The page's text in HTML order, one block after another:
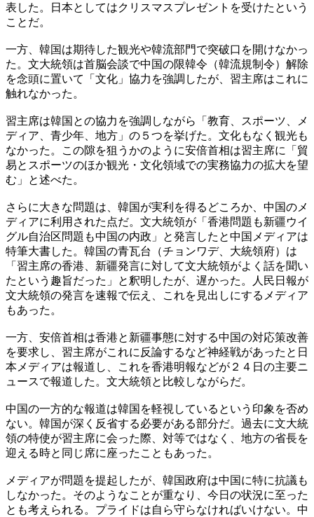
表した。日本としてはクリスマスプレゼントを受けたという
ことだ。
一方、韓国は期待した観光や韓流部門で突破口を開けなかっ
た。文大統領は首脳会談で中国の限韓令（韓流規制令）解除
を念頭に置いて「文化」協力を強調したが、習主席はこれに
触れなかった。
習主席は韓国との協力を強調しながら「教育、スポーツ、メ
ディア、青少年、地方」の５つを挙げた。文化もなく観光も
なかった。この隙を狙うかのように安倍首相は習主席に「貿
易とスポーツのほか観光・文化領域での実務協力の拡大を望
む」と述べた。
さらに大きな問題は、韓国が実利を得るどころか、中国のメ
ディアに利用された点だ。文大統領が「香港問題も新疆ウイ
グル自治区問題も中国の内政」と発言したと中国メディアは
特筆大書した。韓国の青瓦台（チョンワデ、大統領府）は
「習主席の香港、新疆発言に対して文大統領がよく話を聞い
たという趣旨だった」と釈明したが、遅かった。人民日報が
文大統領の発言を速報で伝え、これを見出しにするメディア
もあった。
一方、安倍首相は香港と新疆事態に対する中国の対応策改善
を要求し、習主席がこれに反論するなど神経戦があったと日
本メディアは報道し、これを香港明報などが２４日の主要ニ
ュースで報道した。文大統領と比較しながらだ。
中国の一方的な報道は韓国を軽視しているという印象を否め
ない。韓国が深く反省する必要がある部分だ。過去に文大統
領の特使が習主席に会った際、対等ではなく、地方の省長を
迎える時と同じ席に座ったこともあった。
メディアが問題を提起したが、韓国政府は中国に特に抗議も
しなかった。そのようなことが重なり、今日の状況に至った
とも考えられる。プライドは自ら守らなければいけない。中